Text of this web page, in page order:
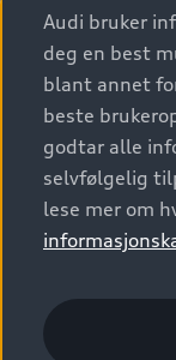
Elbiler
SUV
Stasjonsvogn
Sportback
S/RS
Konseptbiler
Biler på lager
Finn forhandler
Bestill
Kontakt
Bilgarantier
Behold
Audi Originalt
Verkstedtjenester
Digitale
Audi digitale
Audi connect
Functions on
Kom i gang med
Audi Norge
Kundeservice
Audi Driving
© 2026 AUDI
Imprint
Audi bruker
deg en best
blant annet
beste
godtar alle
selvfølgelig
lese mer om